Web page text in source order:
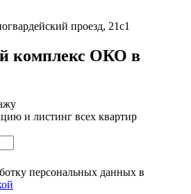
проезд, 21с1
комплекс ОКО в
и листинг всех квартир
персональных данных в